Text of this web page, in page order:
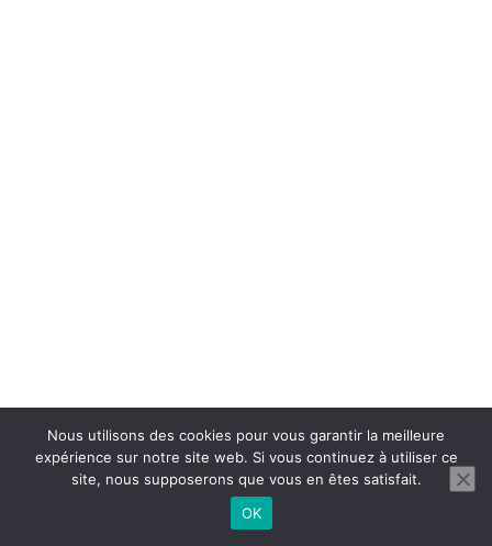
Nous utilisons des cookies pour vous garantir la meilleure
expérience sur notre site web. Si vous continuez à utiliser ce
site, nous supposerons que vous en êtes satisfait.
OK